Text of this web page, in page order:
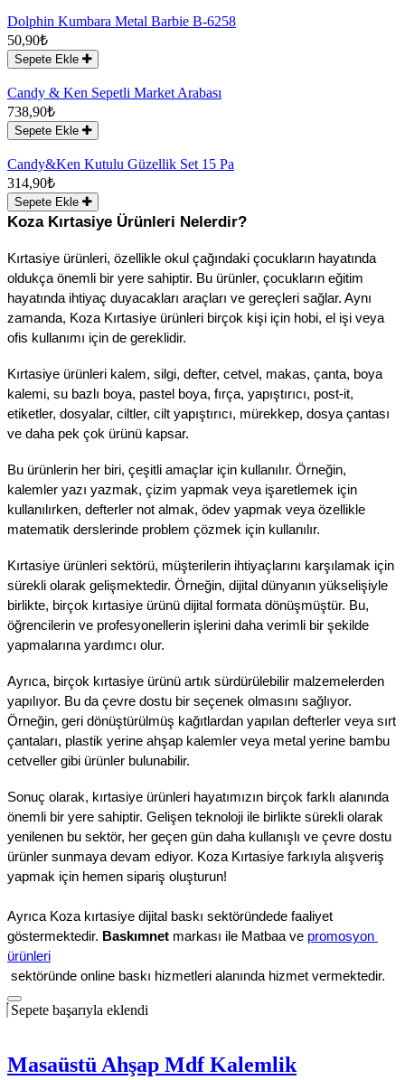
Dolphin Kumbara Metal Barbie B-6258
50,90₺
Sepete Ekle
Candy & Ken Sepetli Market Arabası
738,90₺
Sepete Ekle
Candy&Ken Kutulu Güzellik Set 15 Pa
314,90₺
Sepete Ekle
Koza Kırtasiye Ürünleri Nelerdir?
Kırtasiye ürünleri, özellikle okul çağındaki çocukların hayatında
oldukça önemli bir yere sahiptir. Bu ürünler, çocukların eğitim
hayatında ihtiyaç duyacakları araçları ve gereçleri sağlar. Aynı
zamanda, Koza Kırtasiye ürünleri birçok kişi için hobi, el işi veya
ofis kullanımı için de gereklidir.
Kırtasiye ürünleri kalem, silgi, defter, cetvel, makas, çanta, boya
kalemi, su bazlı boya, pastel boya, fırça, yapıştırıcı, post-it,
etiketler, dosyalar, ciltler, cilt yapıştırıcı, mürekkep, dosya çantası
ve daha pek çok ürünü kapsar.
Bu ürünlerin her biri, çeşitli amaçlar için kullanılır. Örneğin,
kalemler yazı yazmak, çizim yapmak veya işaretlemek için
kullanılırken, defterler not almak, ödev yapmak veya özellikle
matematik derslerinde problem çözmek için kullanılır.
Kırtasiye ürünleri sektörü, müşterilerin ihtiyaçlarını karşılamak için
sürekli olarak gelişmektedir. Örneğin, dijital dünyanın yükselişiyle
birlikte, birçok kırtasiye ürünü dijital formata dönüşmüştür. Bu,
öğrencilerin ve profesyonellerin işlerini daha verimli bir şekilde
yapmalarına yardımcı olur.
Ayrıca, birçok kırtasiye ürünü artık sürdürülebilir malzemelerden
yapılıyor. Bu da çevre dostu bir seçenek olmasını sağlıyor.
Örneğin, geri dönüştürülmüş kağıtlardan yapılan defterler veya sırt
çantaları, plastik yerine ahşap kalemler veya metal yerine bambu
cetveller gibi ürünler bulunabilir.
Sonuç olarak, kırtasiye ürünleri hayatımızın birçok farklı alanında
önemli bir yere sahiptir. Gelişen teknoloji ile birlikte sürekli olarak
yenilenen bu sektör, her geçen gün daha kullanışlı ve çevre dostu
ürünler sunmaya devam ediyor. Koza Kırtasiye farkıyla alışveriş
yapmak için hemen sipariş oluşturun!
Ayrıca Koza kırtasiye dijital baskı sektöründede faaliyet
göstermektedir. Baskımnet markası ile Matbaa ve promosyon
ürünleri
sektöründe online baskı hizmetleri alanında hizmet vermektedir.
Sepete başarıyla eklendi
Masaüstü Ahşap Mdf Kalemlik